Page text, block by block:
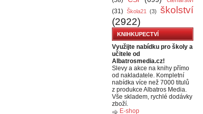
(31) Škola21 (3)
školství
(2922)
KNIHKUPECTVÍ
Využijte nabídku pro školy a
učitele od
Albatrosmedia.cz!
Slevy a akce na knihy přímo
od nakladatele. Kompletní
nabídka více než 7000 titulů
z produkce Albatros Media.
Vše skladem, rychlé dodávky
zboží.
E-shop